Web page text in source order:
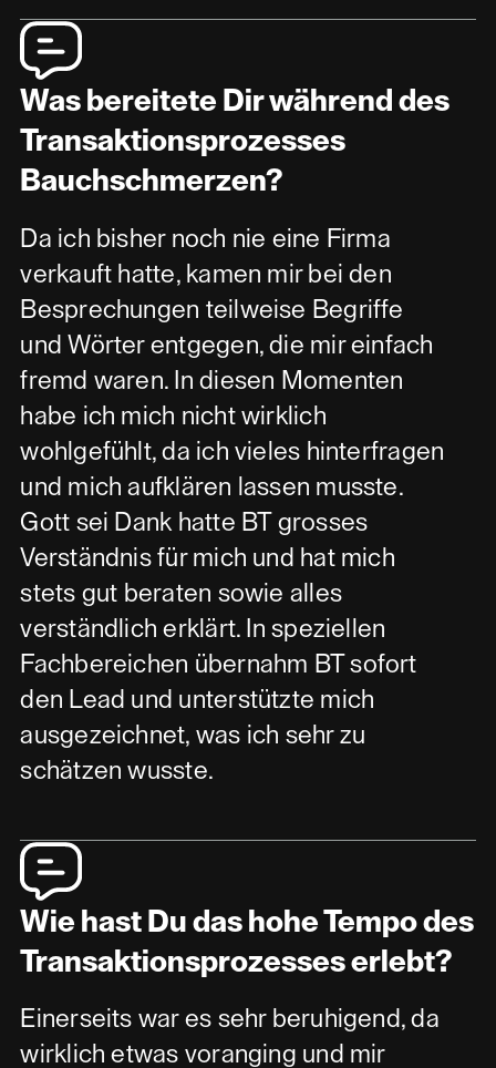
Was bereitete Dir während des
Transaktionsprozesses
Bauchschmerzen?
Da ich bisher noch nie eine Firma
verkauft hatte, kamen mir bei den
Besprechungen teilweise Begriffe
und Wörter entgegen, die mir einfach
fremd waren. In diesen Momenten
habe ich mich nicht wirklich
wohlgefühlt, da ich vieles hinterfragen
und mich aufklären lassen musste.
Gott sei Dank hatte BT grosses
Verständnis für mich und hat mich
stets gut beraten sowie alles
verständlich erklärt. In speziellen
Fachbereichen übernahm BT sofort
den Lead und unterstützte mich
ausgezeichnet, was ich sehr zu
schätzen wusste.
Wie hast Du das hohe Tempo des
Transaktionsprozesses erlebt?
Einerseits war es sehr beruhigend, da
wirklich etwas voranging und mir